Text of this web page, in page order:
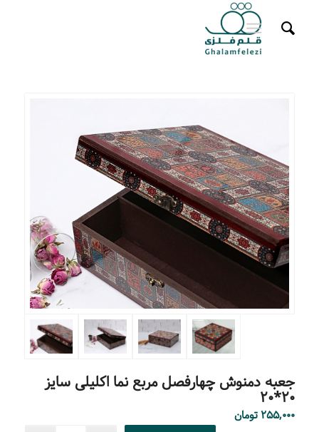
جعبه دمنوش چهارفصل مربع نما اکلیلی سایز
۲۰*۲۰
۲۵۵,۰۰۰ تومان